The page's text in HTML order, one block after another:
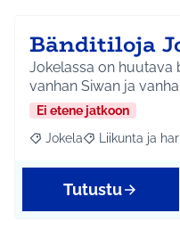
Bänditiloja
Jokelassa on huutava
vanhan Siwan ja
Ei etene jatkoon
Rajaa tulokset aihepiirin
Jokela Rajaa tulokset
Liikunta ja
Tutustu